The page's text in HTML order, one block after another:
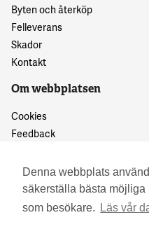
Denna webbplats
säkerställa bästa möjliga
som besökare.
Läs vår
Byten och återköp
Felleverans
Skador
Kontakt
Om webbplatsen
Cookies
Feedback